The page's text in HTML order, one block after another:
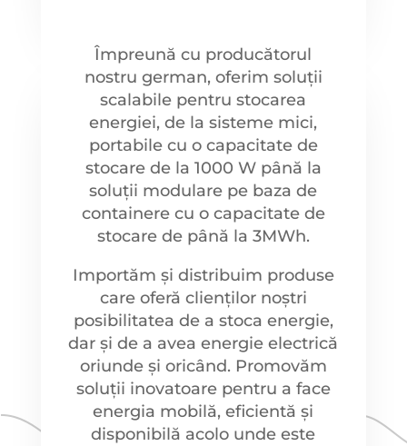
Împreună cu producătorul
nostru german, oferim soluții
scalabile pentru stocarea
energiei, de la sisteme mici,
portabile cu o capacitate de
stocare de la 1000 W până la
soluții modulare pe baza de
containere cu o capacitate de
stocare de până la 3MWh.
Importăm și distribuim produse
care oferă clienților noștri
posibilitatea de a stoca energie,
dar și de a avea energie electrică
oriunde și oricând. Promovăm
soluții inovatoare pentru a face
energia mobilă, eficientă și
disponibilă acolo unde este